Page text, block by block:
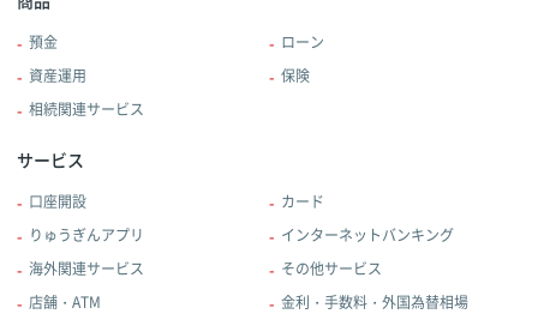
預金
ローン
資産運用
保険
相続関連サービス
サービス
口座開設
カード
りゅうぎんアプリ
インターネットバンキング
海外関連サービス
その他サービス
店舗・ATM
金利・手数料・外国為替相場